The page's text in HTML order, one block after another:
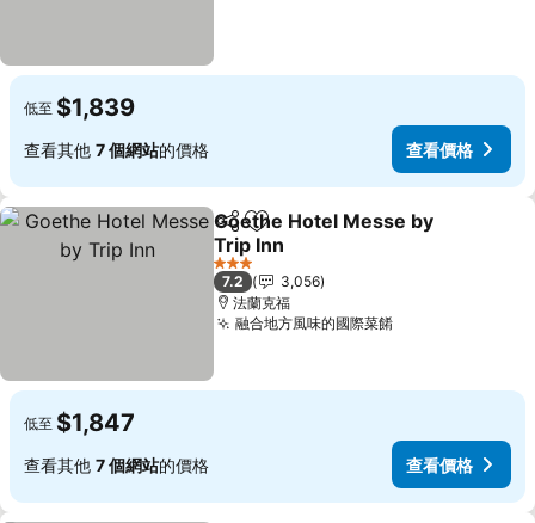
低至 $1,839
查看其他 7 個網站的價格 查看價格
分享 加入我的最愛
Goethe Hotel Messe by
Trip Inn
3 星級
7.2
3,056
法蘭克福
融合地方風味的國際菜餚
低至 $1,847
查看其他 7 個網站的價格 查看價格